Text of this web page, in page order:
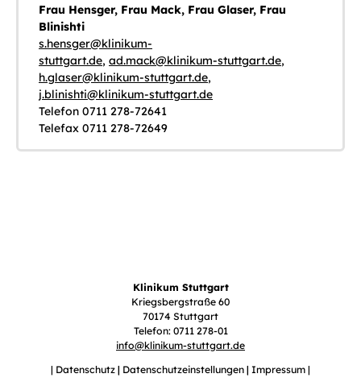
Frau Hensger, Frau Mack, Frau Glaser, Frau
Blinishti
s.hensger@klinikum-
stuttgart.de, ad.mack@klinikum-stuttgart.de,
h.glaser@klinikum-stuttgart.de,
j.blinishti@klinikum-stuttgart.de
Telefon 0711 278-72641
Telefax 0711 278-72649
Klinikum Stuttgart
Kriegsbergstraße 60
70174 Stuttgart
Telefon: 0711 278-01
info@klinikum-stuttgart.de
Datenschutz
Datenschutzeinstellungen Impressum